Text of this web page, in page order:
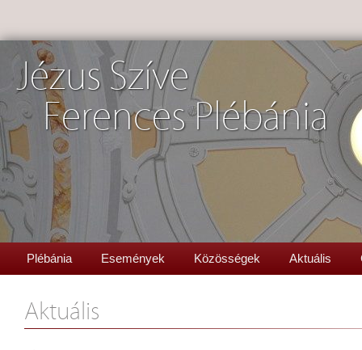
Jézus Szíve
Ferences Plébánia
Plébánia Események Közösségek Aktuális
Aktuális